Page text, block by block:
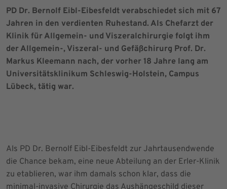
PD Dr. Bernolf Eibl-Eibesfeldt verabschiedet sich mit 67
Jahren in den verdienten Ruhestand. Als Chefarzt der
Klinik für Allgemein- und Viszeralchirurgie folgt ihm
der Allgemein-, Viszeral- und Gefäßchirurg Prof. Dr.
Markus Kleemann nach, der vorher 18 Jahre lang am
Universitätsklinikum Schleswig-Holstein, Campus
Lübeck, tätig war.
Als PD Dr. Bernolf Eibl-Eibesfeldt zur Jahrtausendwende
die Chance bekam, eine neue Abteilung an der Erler-Klinik
zu etablieren, war ihm damals schon klar, dass die
minimal-invasive Chirurgie das Aushängeschild dieser